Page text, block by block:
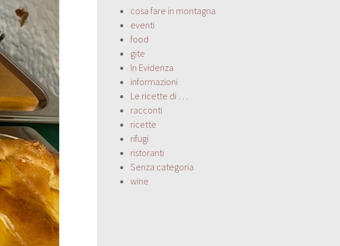
cosa fare in montagna
eventi
food
gite
In Evidenza
informazioni
Le ricette di …
racconti
ricette
rifugi
ristoranti
Senza categoria
wine